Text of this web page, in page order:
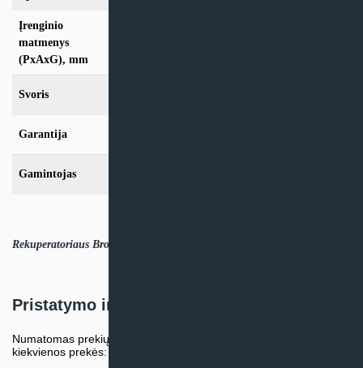
Įrenginio
matmenys
(PxAxG), mm
Svoris
Garantija
Gamintojas
Rekuperatoriaus Brofer RDCD50SH techniniai duomenys.PDF
Pristatymo informacija
Numatomas prekių pristatymo terminas nurodomas atskirai prie
kiekvienos prekės: